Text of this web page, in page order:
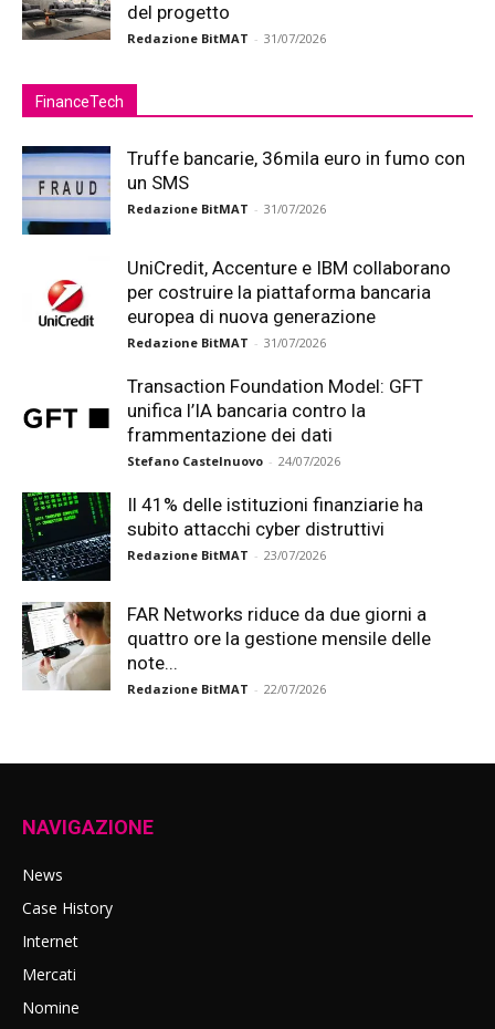
del progetto
Redazione BitMAT - 31/07/2026
FinanceTech
Truffe bancarie, 36mila euro in fumo con
un SMS
Redazione BitMAT - 31/07/2026
UniCredit, Accenture e IBM collaborano
per costruire la piattaforma bancaria
europea di nuova generazione
Redazione BitMAT - 31/07/2026
Transaction Foundation Model: GFT
unifica l’IA bancaria contro la
frammentazione dei dati
Stefano Castelnuovo - 24/07/2026
Il 41% delle istituzioni finanziarie ha
subito attacchi cyber distruttivi
Redazione BitMAT - 23/07/2026
FAR Networks riduce da due giorni a
quattro ore la gestione mensile delle
note...
Redazione BitMAT - 22/07/2026
NAVIGAZIONE
News
Case History
Internet
Mercati
Nomine